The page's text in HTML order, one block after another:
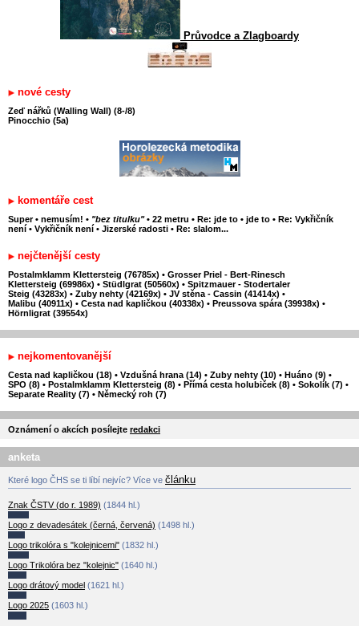
Průvodce a Zlagboardy
nové cesty
Zeď nářků (Walling Wall) (8-/8)
Pinocchio (5a)
komentáře cest
Super • nemusím! • "bez titulku" • 22 metru • Re: jde to • jde to • Re: Vykřičník
není • Vykřičník není • Jizerské radosti • Re: slalom...
nejčtenější cesty
Postalmklamm Klettersteig (76785x) • Grosser Priel - Bert-Rinesch
Klettersteig (69986x) • Stüdlgrat (50560x) • Spitzmauer - Stodertaler
Steig (43283x) • Zuby nehty (42169x) • JV stěna - Cassin (41414x) •
Malibu (40911x) • Cesta nad kapličkou (40338x) • Preussova spára (39938x) •
Hörnligrat (39554x)
nejkomentovanější
Cesta nad kapličkou (18) • Vzdušná hrana (14) • Zuby nehty (10) • Huáno (9) •
SPO (8) • Postalmklamm Klettersteig (8) • Přímá cesta holubiček (8) • Sokolík (7) •
Separate Reality (7) • Německý roh (7)
Oznámení o akcích posílejte redakci
anketa
Které logo ČHS se ti líbí nejvíc? Více ve článku
Znak ČSTV (do r. 1989) (1844 hl.)
Logo z devadesátek (černá, červená) (1498 hl.)
Logo trikolóra s "kolejnicemi" (1832 hl.)
Logo Trikolóra bez "kolejnic" (1640 hl.)
Logo drátový model (1621 hl.)
Logo 2025 (1603 hl.)